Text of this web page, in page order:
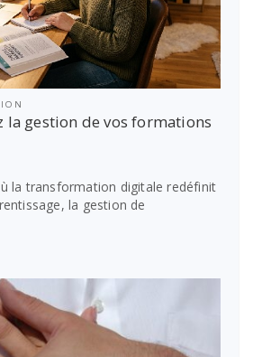
la gestion de vos formations
la transformation digitale redéfinit
la gestion de